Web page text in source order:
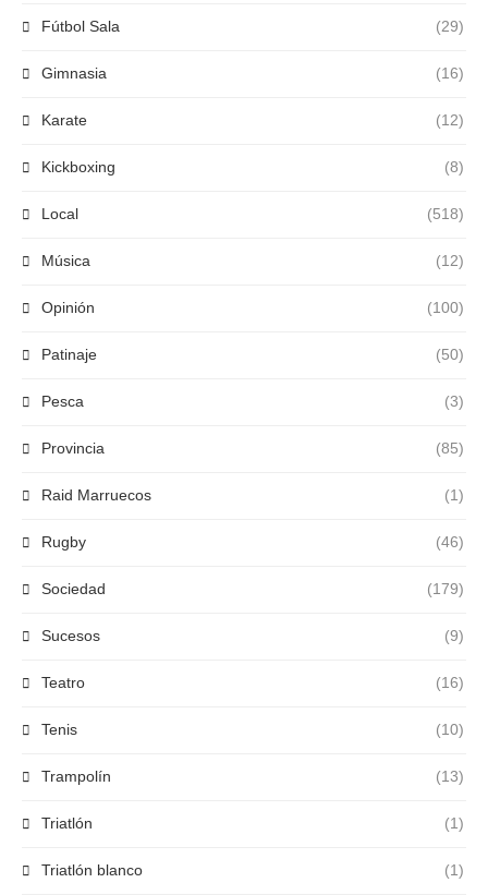
Fútbol Sala (29)
Gimnasia (16)
Karate (12)
Kickboxing (8)
Local (518)
Música (12)
Opinión (100)
Patinaje (50)
Pesca (3)
Provincia (85)
Raid Marruecos (1)
Rugby (46)
Sociedad (179)
Sucesos (9)
Teatro (16)
Tenis (10)
Trampolín (13)
Triatlón (1)
Triatlón blanco (1)